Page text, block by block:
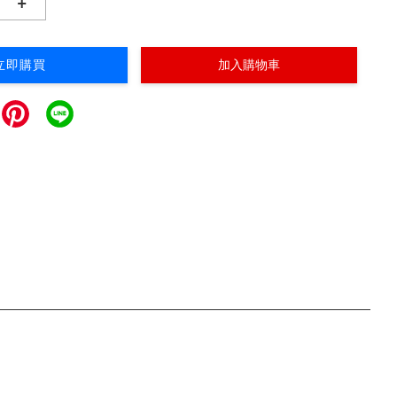
即購買 加入購物車